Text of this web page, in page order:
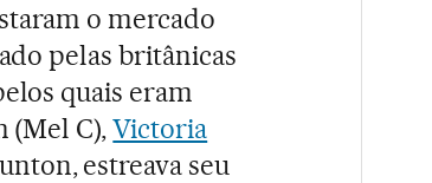
o mercado
pelas britânicas
quais eram
(Mel C),Victoria
estreava seu